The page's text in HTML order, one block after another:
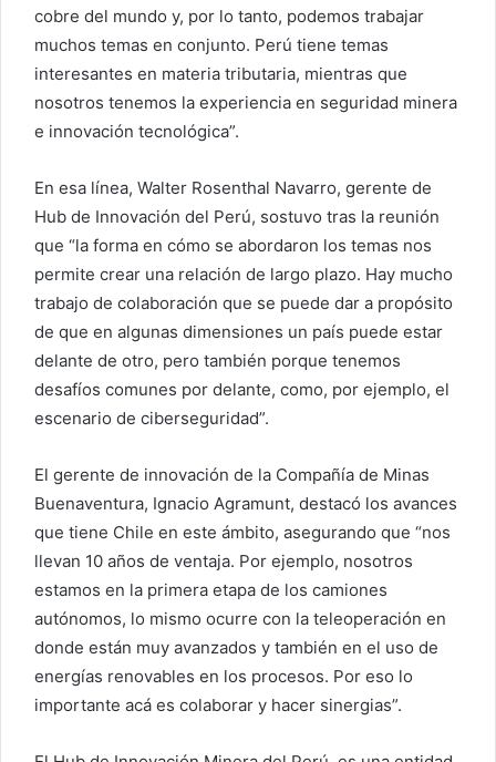
cobre del mundo y, por lo tanto, podemos trabajar
muchos temas en conjunto. Perú tiene temas
interesantes en materia tributaria, mientras que
nosotros tenemos la experiencia en seguridad minera
e innovación tecnológica”.
En esa línea, Walter Rosenthal Navarro, gerente de
Hub de Innovación del Perú, sostuvo tras la reunión
que “la forma en cómo se abordaron los temas nos
permite crear una relación de largo plazo. Hay mucho
trabajo de colaboración que se puede dar a propósito
de que en algunas dimensiones un país puede estar
delante de otro, pero también porque tenemos
desafíos comunes por delante, como, por ejemplo, el
escenario de ciberseguridad”.
El gerente de innovación de la Compañía de Minas
Buenaventura, Ignacio Agramunt, destacó los avances
que tiene Chile en este ámbito, asegurando que “nos
llevan 10 años de ventaja. Por ejemplo, nosotros
estamos en la primera etapa de los camiones
autónomos, lo mismo ocurre con la teleoperación en
donde están muy avanzados y también en el uso de
energías renovables en los procesos. Por eso lo
importante acá es colaborar y hacer sinergias”.